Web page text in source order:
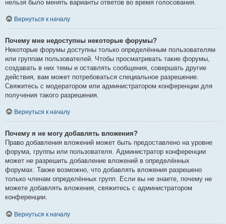
нельзя было менять варианты ответов во время голосования.
Вернуться к началу
Почему мне недоступны некоторые форумы?
Некоторые форумы доступны только определённым пользователям
или группам пользователей. Чтобы просматривать такие форумы,
создавать в них темы и оставлять сообщения, совершать другие
действия, вам может потребоваться специальное разрешение.
Свяжитесь с модератором или администратором конференции для
получения такого разрешения.
Вернуться к началу
Почему я не могу добавлять вложения?
Право добавления вложений может быть предоставлено на уровне
форума, группы или пользователя. Администратор конференции
может не разрешить добавление вложений в определённых
форумах. Также возможно, что добавлять вложения разрешено
только членам определённых групп. Если вы не знаете, почему не
можете добавлять вложения, свяжитесь с администратором
конференции.
Вернуться к началу